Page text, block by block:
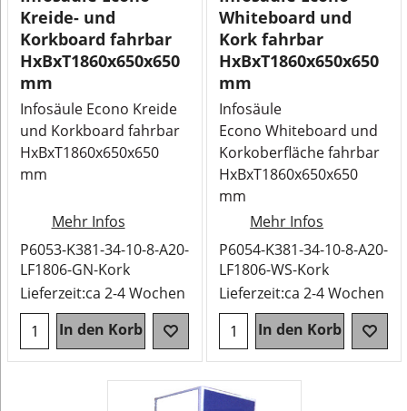
Kreide- und
Korkboard fahrbar
HxBxT1860x650x650
mm
Infosäule Econo Kreide
und Korkboard fahrbar
HxBxT1860x650x650
mm
Mehr Infos
P6053-K381-34-10-8-A20-
LF1806-GN-Kork
Lieferzeit:ca 2-4 Wochen
In den Korb
Whiteboard und
Kork fahrbar
HxBxT1860x650x650
mm
Infosäule
Econo Whiteboard und
Korkoberfläche fahrbar
HxBxT1860x650x650
mm
Mehr Infos
P6054-K381-34-10-8-A20-
LF1806-WS-Kork
Lieferzeit:ca 2-4 Wochen
In den Korb